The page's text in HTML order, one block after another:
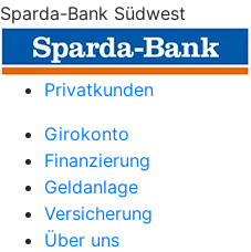
Sparda-Bank Südwest
Privatkunden
Girokonto
Finanzierung
Geldanlage
Versicherung
Über uns